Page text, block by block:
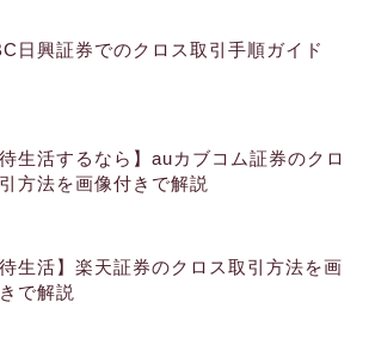
日興証券でのクロス取引手順ガイド
待生活するなら】auカブコム証券のクロ
方法を画像付きで解説
待生活】楽天証券のクロス取引方法を画
で解説